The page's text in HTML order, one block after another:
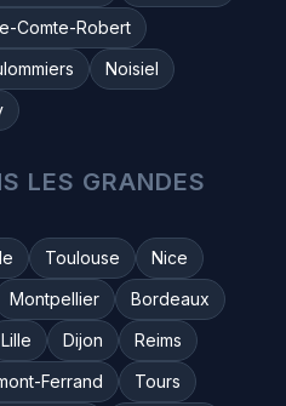
Comte-Robert
Noisiel
LES GRANDES
Toulouse
Nice
Montpellier
Bordeaux
Lille Dijon
Reims
Ferrand
Tours